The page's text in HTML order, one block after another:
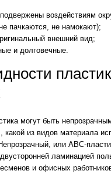
воздействиям
пачкаются, не намокают);
внешний вид;
и долговечные.
могут быть
какой из видов материала
или АВС-
ламинацией
и офисных